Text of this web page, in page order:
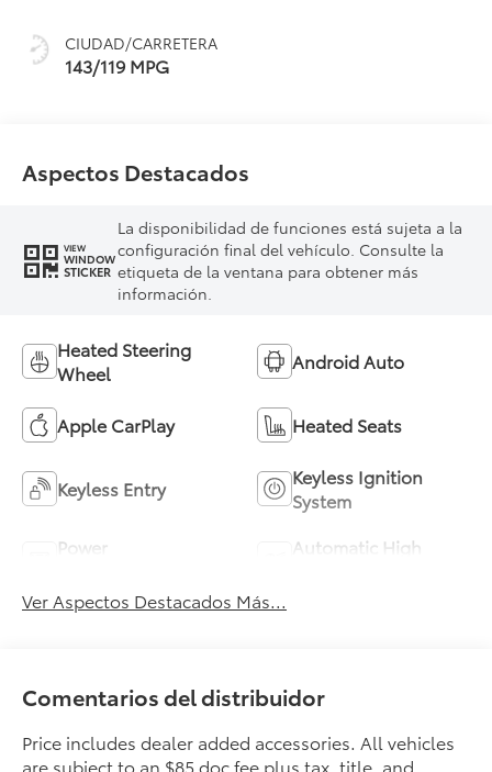
CIUDAD/CARRETERA
143/119 MPG
Aspectos Destacados
VIEW
WINDOW
STICKER
La disponibilidad de funciones está sujeta a la
configuración final del vehículo. Consulte la
etiqueta de la ventana para obtener más
información.
Heated Steering
Wheel
Android Auto
Apple CarPlay Heated Seats
Keyless Entry
Keyless Ignition
System
Power
Automatic High
Ver Aspectos Destacados Más...
Comentarios del distribuidor
Price includes dealer added accessories. All vehicles
are subject to an $85 doc fee plus tax, title, and